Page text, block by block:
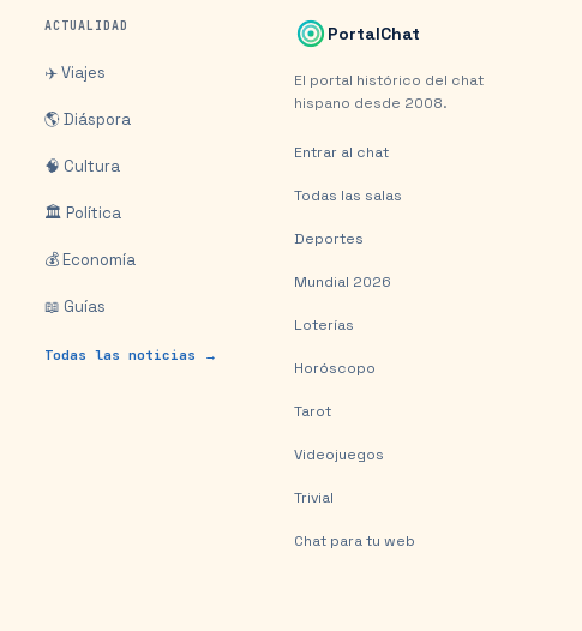
ACTUALIDAD
✈️ Viajes
🌎 Diáspora
🧠 Cultura
🏛️ Política
💰 Economía
📖 Guías
Todas las noticias →
PortalChat
El portal histórico del chat
hispano desde 2008.
Entrar al chat
Todas las salas
Deportes
Mundial 2026
Loterías
Horóscopo
Tarot
Videojuegos
Trivial
Chat para tu web